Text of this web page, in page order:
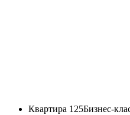
Квартира 125Бизнес-